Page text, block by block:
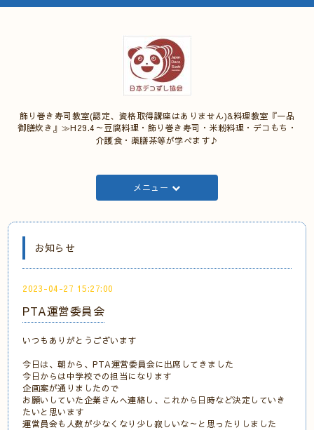
飾り巻き寿司教室(認定、資格取得講座はありません)&料理教室『一品
御膳炊き』≫H29.4～豆腐料理・飾り巻き寿司・米粉料理・デコもち・
介護食・薬膳茶等が学べます♪
メニュー
お知らせ
2023-04-27 15:27:00
PTA運営委員会
いつもありがとうございます
今日は、朝から、PTA運営委員会に出席してきました
今日からは中学校での担当になります
企画案が通りましたので
お願いしていた企業さんへ連絡し、これから日時など決定していき
たいと思います
運営員会も人数が少なくなり少し寂しいな～と思ったりしました